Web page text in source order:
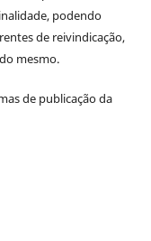
podendo
de reivindicação,
mesmo.
de publicação da